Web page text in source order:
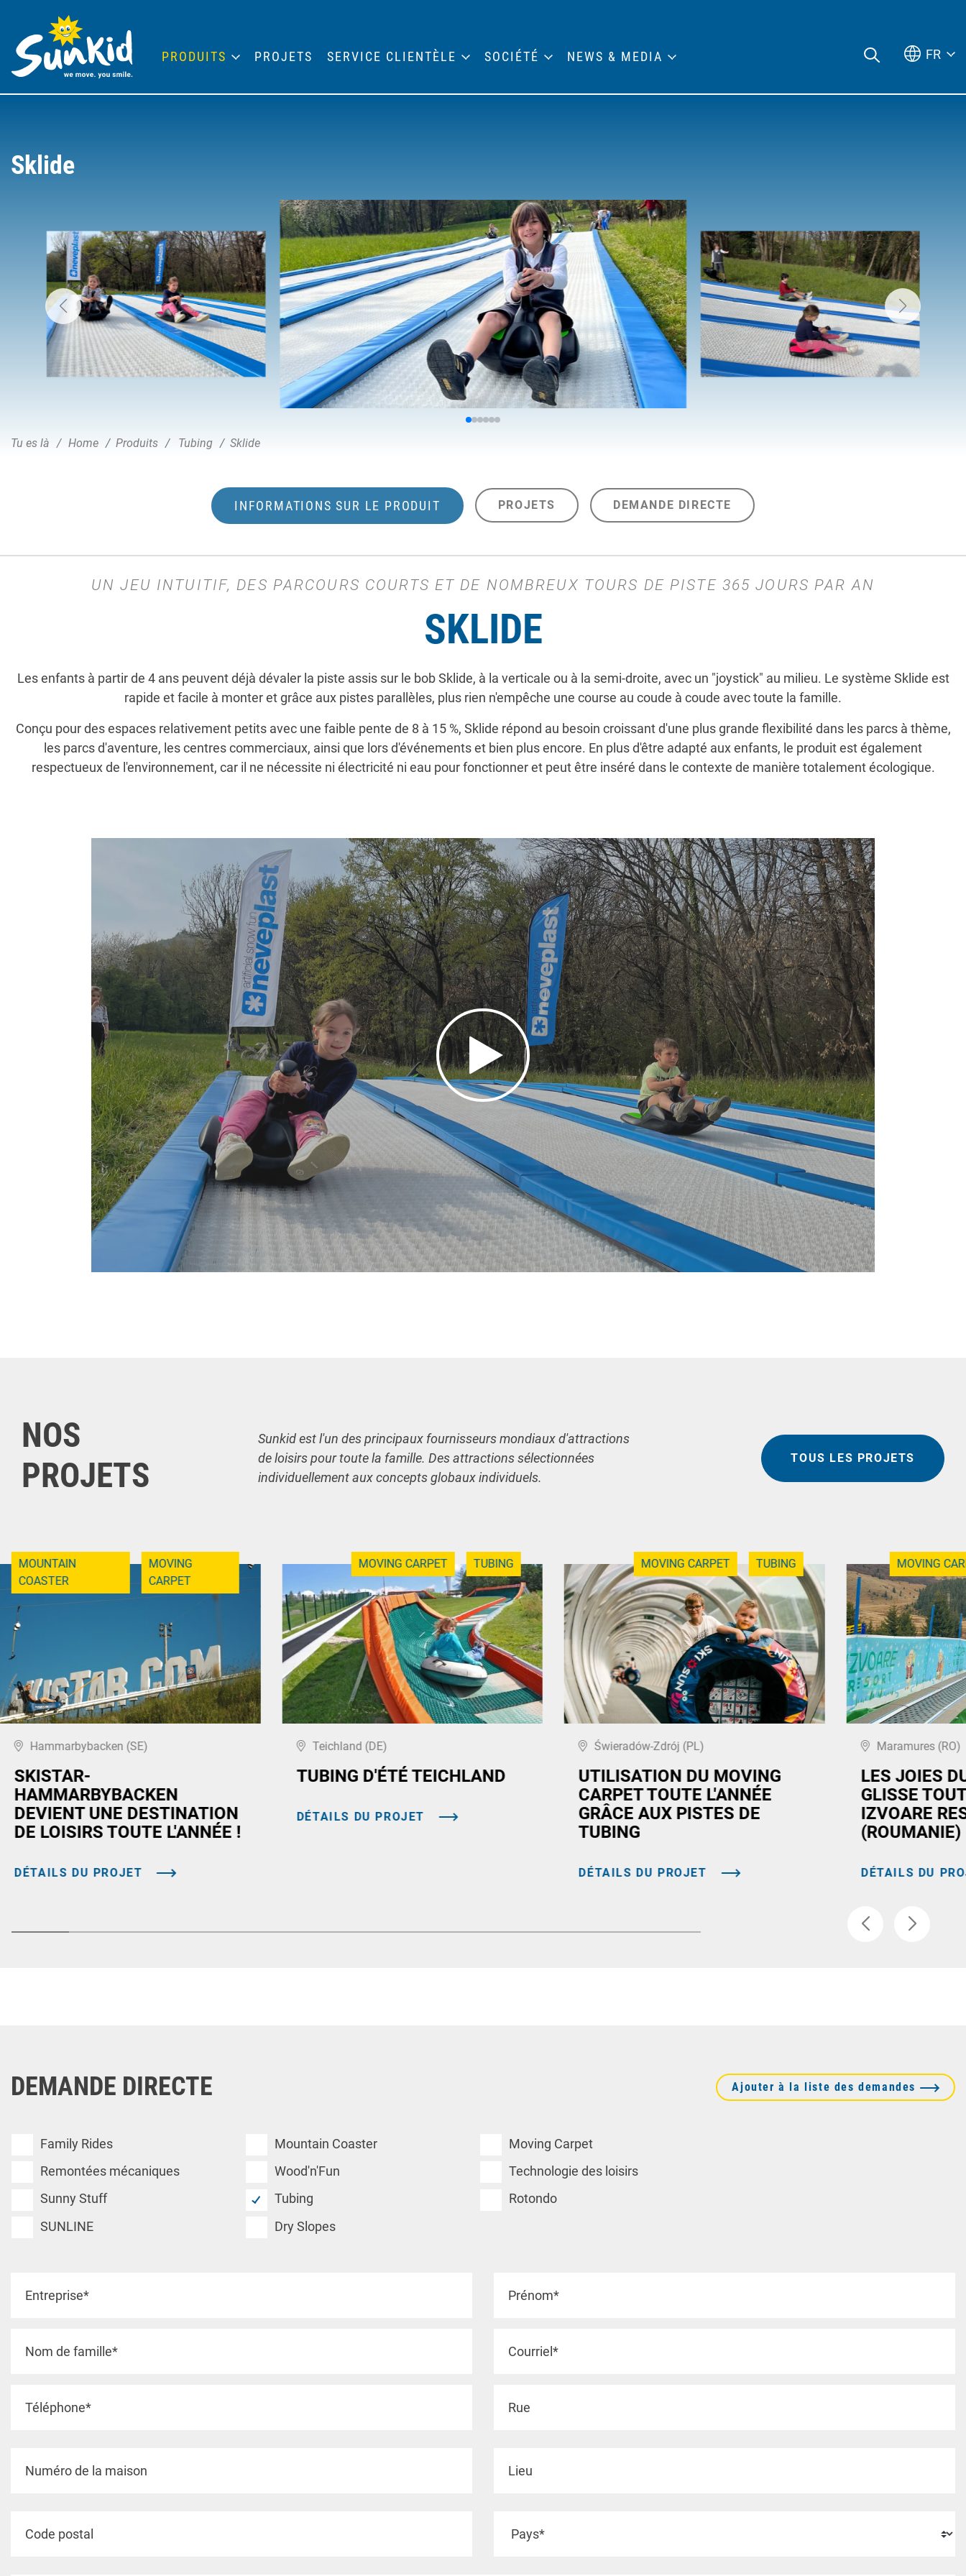
Sklide
Tu es là Home Produits Tubing Sklide
INFORMATIONS SUR LE PRODUIT PROJETS DEMANDE DIRECTE
UN JEU INTUITIF, DES PARCOURS COURTS ET DE NOMBREUX TOURS DE PISTE 365 JOURS PAR AN
SKLIDE
Les enfants à partir de 4 ans peuvent déjà dévaler la piste assis sur le bob Sklide, à la verticale ou à la semi-droite, avec un "joystick" au milieu. Le système Sklide est
rapide et facile à monter et grâce aux pistes parallèles, plus rien n'empêche une course au coude à coude avec toute la famille.
Conçu pour des espaces relativement petits avec une faible pente de 8 à 15 %, Sklide répond au besoin croissant d'une plus grande flexibilité dans les parcs à thème,
les parcs d'aventure, les centres commerciaux, ainsi que lors d'événements et bien plus encore. En plus d'être adapté aux enfants, le produit est également
respectueux de l'environnement, car il ne nécessite ni électricité ni eau pour fonctionner et peut être inséré dans le contexte de manière totalement écologique.
NOS
PROJETS
Sunkid est l'un des principaux fournisseurs mondiaux d'attractions
de loisirs pour toute la famille. Des attractions sélectionnées
individuellement aux concepts globaux individuels.
TOUS LES PROJETS
MOUNTAIN
COASTER
MOVING
CARPET
Hammarbybacken (SE)
SKISTAR-
HAMMARBYBACKEN
DEVIENT UNE DESTINATION
DE LOISIRS TOUTE L'ANNÉE !
DÉTAILS DU PROJET
MOVING CARPET TUBING
Teichland (DE)
TUBING D'ÉTÉ TEICHLAND
DÉTAILS DU PROJET
MOVING CARPET TUBING
Świeradów-Zdrój (PL)
UTILISATION DU MOVING
CARPET TOUTE L'ANNÉE
GRÂCE AUX PISTES DE
TUBING
DÉTAILS DU PROJET
MOVING
Maramures (RO)
LES JOIES
GLISSE
IZVOARE
(ROUMANIE)
DÉTAILS DU
DEMANDE DIRECTE Ajouter à la liste des demandes
Family Rides Mountain Coaster
Moving Carpet
Remontées mécaniques
Wood'n'Fun
Technologie des loisirs
Sunny Stuff
Tubing
Rotondo
SUNLINE
Dry Slopes
PRODUITS PROJETS SERVICE CLIENTÈLE SOCIÉTÉ NEWS & MEDIA FR